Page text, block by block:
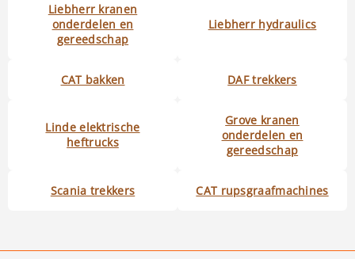
Liebherr kranen
onderdelen en
gereedschap
Liebherr hydraulics
CAT bakken DAF trekkers
Linde elektrische
heftrucks
Grove kranen
onderdelen en
gereedschap
Scania trekkers CAT rupsgraafmachines